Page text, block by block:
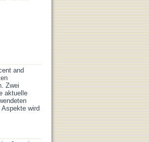
and
Zwei
aktuelle
wird